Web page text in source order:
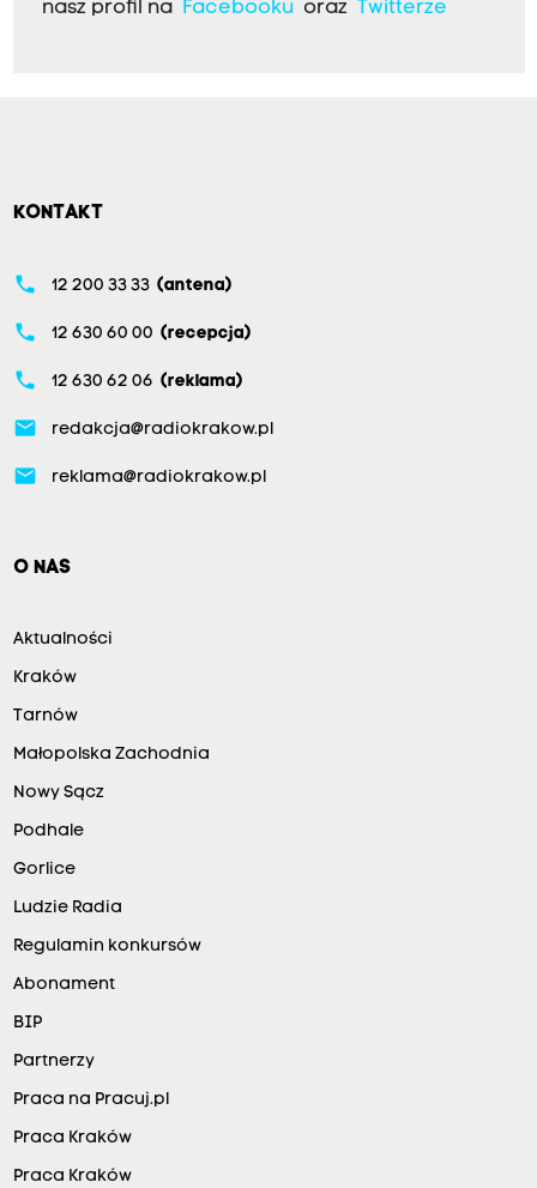
nasz profil na
Facebookuoraz Twitterze
KONTAKT
phone 12 200 33 33 (antena)
phone 12 630 60 00 (recepcja)
phone 12 630 62 06 (reklama)
email redakcja@radiokrakow.pl
email reklama@radiokrakow.pl
O NAS
Aktualności
Kraków
Tarnów
Małopolska Zachodnia
Nowy Sącz
Podhale
Gorlice
Ludzie Radia
Regulamin konkursów
Abonament
BIP
Partnerzy
Praca na Pracuj.pl
Praca Kraków
Praca Kraków